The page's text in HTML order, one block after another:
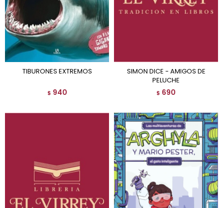
TIBURONES EXTREMOS
$ 940
SIMON DICE - AMIGOS DE
PELUCHE
$ 690